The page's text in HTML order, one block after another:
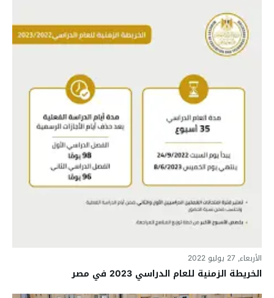
الأربعاء, 27 يوليو 2022
الخريطة الزمنية للعام الدراسي 2023 في مصر